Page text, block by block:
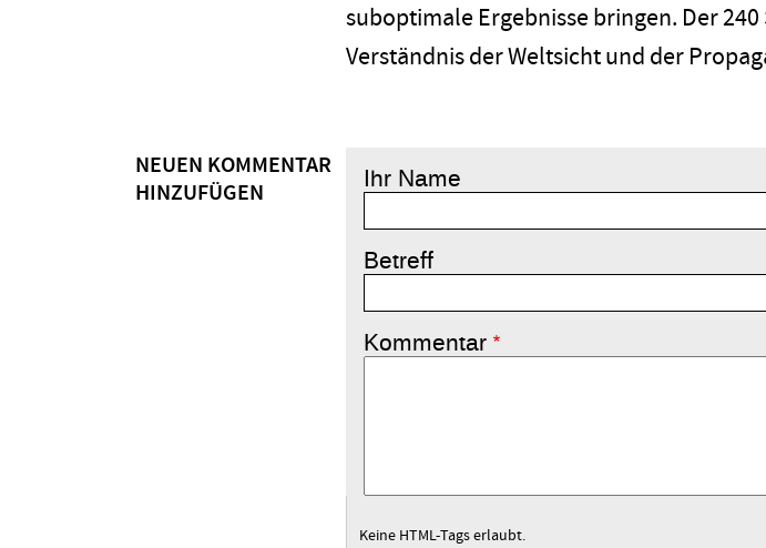
suboptimale Ergebnisse bringen. Der
Verständnis der Weltsicht und der
NEUEN KOMMENTAR
HINZUFÜGEN
Ihr Name
Betreff
Kommentar
Keine HTML-Tags erlaubt.